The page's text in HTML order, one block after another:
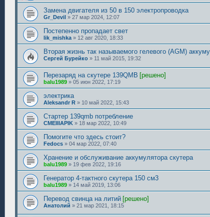
Замена двигателя из 50 в 150 электропроводка
Gr_Devil » 27 мар 2024, 12:07
Постепенно пропадает свет
lik_mishka » 12 авг 2020, 18:33
Вторая жизнь так называемого гелевого (AGM)
Сергей Бурейко » 11 май 2015, 19:32
Перезаряд на скутере 139QMB [решено]
balu1989 » 05 июн 2022, 17:19
электрика
Aleksandr R » 10 май 2022, 15:43
Стартер 139qmb потребление
CMEIIIAPIK » 18 мар 2022, 10:49
Помогите что здесь стоит?
Fedocs » 04 мар 2022, 07:40
Хранение и обслуживание аккумулятора скутера
balu1989 » 19 фев 2022, 19:16
Генератор 4-тактного скутера 150 см3
balu1989 » 14 май 2019, 13:06
Перевод свинца на литий [решено]
Анатолий » 21 мар 2021, 18:15